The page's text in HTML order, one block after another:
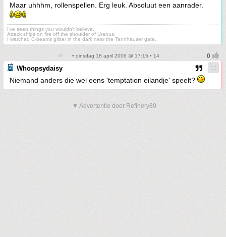
Maar uhhhm, rollenspellen. Erg leuk. Absoluut een aanrader.
I've seen things you wouldn't believe.
Attack ships on fire off the shoulder of Uranus.
I watched C-beams glitter in the dark near the Tannhauser gate.
• dinsdag 18 april 2006 @ 17:15 • 14
Whoopsydaisy
Niemand anders die wel eens 'temptation eilandje' speelt?
▼ Advertentie door Refinery89